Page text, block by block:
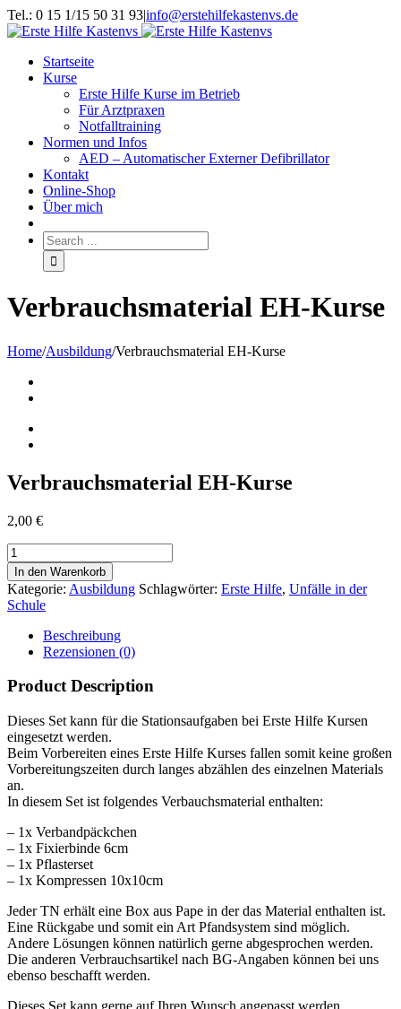
Tel.: 0 15 1/15 50 31 93|info@erstehilfekastenvs.de
Startseite
Kurse
Erste Hilfe Kurse im Betrieb
Für Arztpraxen
Notfalltraining
Normen und Infos
AED – Automatischer Externer Defibrillator
Kontakt
Online-Shop
Über mich
Verbrauchsmaterial EH-Kurse
Home/Ausbildung/Verbrauchsmaterial EH-Kurse
Verbrauchsmaterial EH-Kurse
2,00 €
Verbrauchsmaterial
EH-
Kurse
Menge
In den Warenkorb
Kategorie: Ausbildung Schlagwörter: Erste Hilfe, Unfälle in der
Schule
Beschreibung
Rezensionen (0)
Product Description
Dieses Set kann für die Stationsaufgaben bei Erste Hilfe Kursen
eingesetzt werden.
Beim Vorbereiten eines Erste Hilfe Kurses fallen somit keine großen
Vorbereitungszeiten durch langes abzählen des einzelnen Materials
an.
In diesem Set ist folgendes Verbauchsmaterial enthalten:
– 1x Verbandpäckchen
– 1x Fixierbinde 6cm
– 1x Pflasterset
– 1x Kompressen 10x10cm
Jeder TN erhält eine Box aus Pape in der das Material enthalten ist.
Eine Rückgabe und somit ein Art Pfandsystem sind möglich.
Andere Lösungen können natürlich gerne abgesprochen werden.
Die anderen Verbrauchsartikel nach BG-Angaben können bei uns
ebenso beschafft werden.